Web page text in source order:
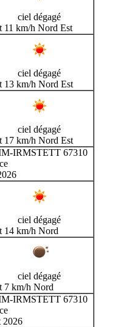
ciel dégagé
11 km/h Nord Est
ciel dégagé
13 km/h Nord Est
ciel dégagé
17 km/h Nord Est
IRMSTETT 67310
ciel dégagé
14 km/h Nord
ciel dégagé
7 km/h Nord
IRMSTETT 67310
2026